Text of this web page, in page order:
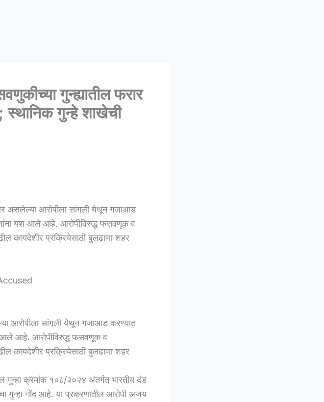
गुन्ह्यातील फरार
गुन्हे शाखेची
असलेल्या आरोपीला सांगली येथून गजाआड
यश आले आहे. आरोपीविरुद्ध फसवणूक व
कायदेशीर प्रक्रियेसाठी बुलढाणा शहर
आरोपीला सांगली येथून गजाआड करण्यात
आले आहे. आरोपीविरुद्ध फसवणूक व
कायदेशीर प्रक्रियेसाठी बुलढाणा शहर
गुन्हा क्रमांक १०८/२०२४ अंतर्गत भारतीय दंड
नोंद आहे. या प्रकरणातील आरोपी अजय